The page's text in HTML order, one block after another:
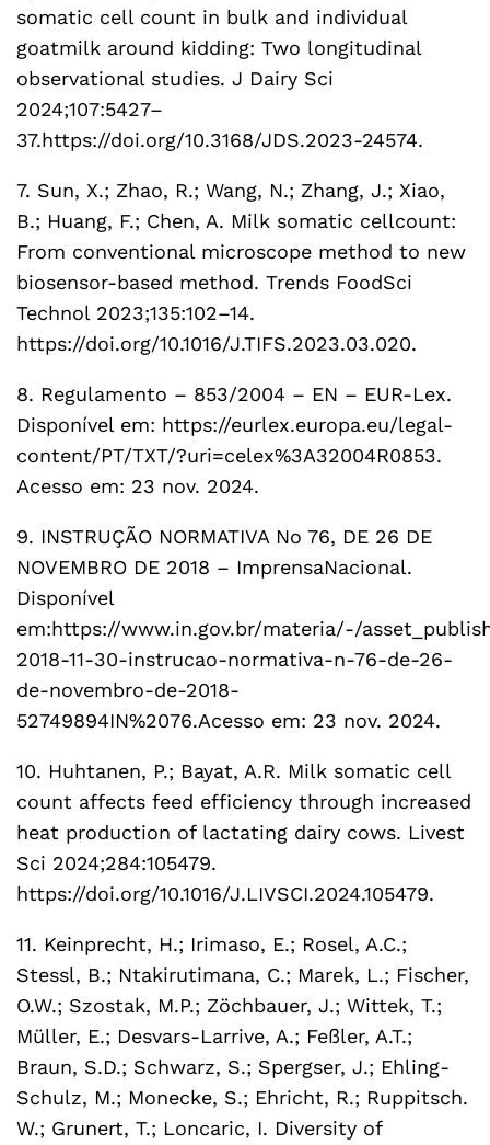
somatic cell count in bulk and individual
goatmilk around kidding: Two longitudinal
observational studies. J Dairy Sci
2024;107:5427–
37.https://doi.org/10.3168/JDS.2023-24574.
7. Sun, X.; Zhao, R.; Wang, N.; Zhang, J.; Xiao,
B.; Huang, F.; Chen, A. Milk somatic cellcount:
From conventional microscope method to new
biosensor-based method. Trends FoodSci
Technol 2023;135:102–14.
https://doi.org/10.1016/J.TIFS.2023.03.020.
8. Regulamento – 853/2004 – EN – EUR-Lex.
Disponível em: https://eurlex.europa.eu/legal-
content/PT/TXT/?uri=celex%3A32004R0853.
Acesso em: 23 nov. 2024.
9. INSTRUÇÃO NORMATIVA No 76, DE 26 DE
NOVEMBRO DE 2018 – ImprensaNacional.
Disponível
em:https://www.in.gov.br/materia/-/
2018-11-30-instrucao-normativa-n-76-de-26-
de-novembro-de-2018-
52749894IN%2076.Acesso em: 23 nov. 2024.
10. Huhtanen, P.; Bayat, A.R. Milk somatic cell
count affects feed efficiency through increased
heat production of lactating dairy cows. Livest
Sci 2024;284:105479.
https://doi.org/10.1016/J.LIVSCI.2024.105479.
11. Keinprecht, H.; Irimaso, E.; Rosel, A.C.;
Stessl, B.; Ntakirutimana, C.; Marek, L.; Fischer,
O.W.; Szostak, M.P.; Zöchbauer, J.; Wittek, T.;
Müller, E.; Desvars-Larrive, A.; Feßler, A.T.;
Braun, S.D.; Schwarz, S.; Spergser, J.; Ehling-
Schulz, M.; Monecke, S.; Ehricht, R.; Ruppitsch.
W.; Grunert, T.; Loncaric, I. Diversity of